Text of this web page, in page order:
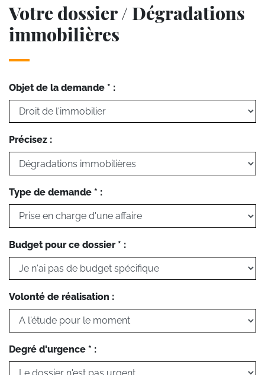
Votre dossier / Dégradations
immobilières
Objet de la demande * :
Précisez :
Type de demande * :
Budget pour ce dossier * :
Volonté de réalisation :
Degré d'urgence * :